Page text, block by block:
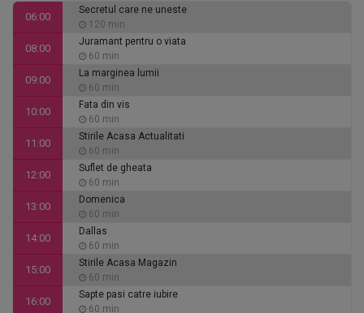
06:00
Secretul care ne uneste
120 min
08:00
Juramant pentru o viata
60 min
09:00
La marginea lumii
60 min
10:00
Fata din vis
60 min
11:00
Stirile Acasa Actualitati
60 min
12:00
Suflet de gheata
60 min
13:00
Domenica
60 min
14:00
Dallas
60 min
15:00
Stirile Acasa Magazin
60 min
16:00
Sapte pasi catre iubire
60 min